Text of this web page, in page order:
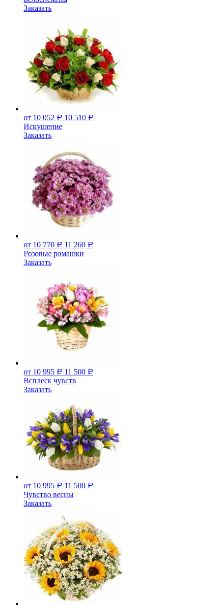
Заказать
от 10 052 Р 10 510 Р
Искушение
Заказать
от 10 770 Р 11 260 Р
Розовые ромашки
Заказать
от 10 995 Р 11 500 Р
Всплеск чувств
Заказать
от 10 995 Р 11 500 Р
Чувство весны
Заказать